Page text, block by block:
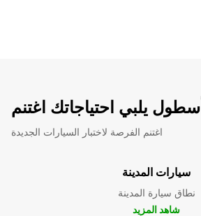
أسطول يلبي احتياجاتك اغتنم
اغتنم الفرصة لاختبار السيارات الجديدة
سيارات المدينة
نطاق سيارة المدينة
شاهد المزيد